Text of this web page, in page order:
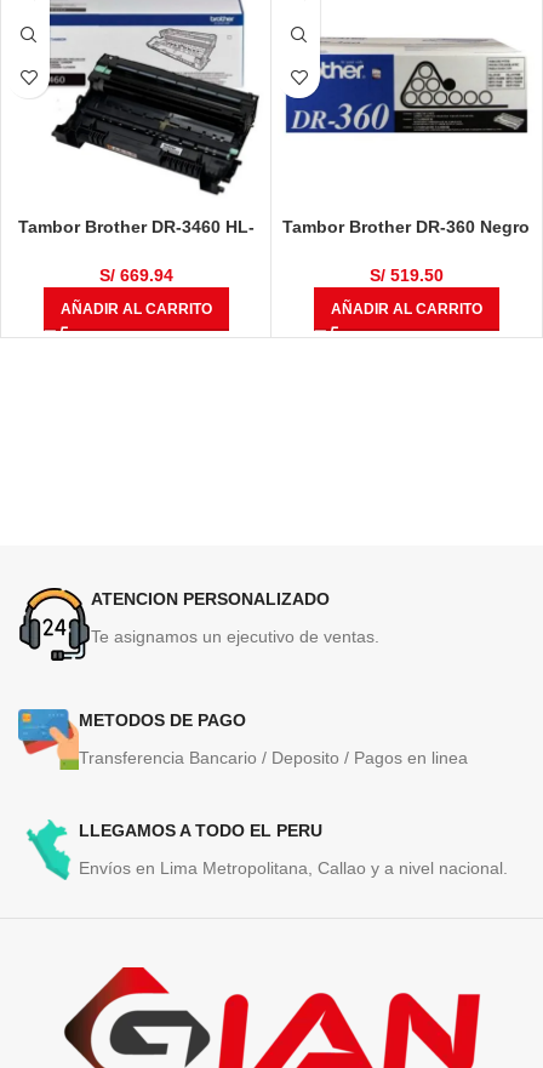
Tambor Brother DR-3460 HL-
L5650DN / MFC-L6700 / MFC-
L6900DW / MFC-L5900DW
50,000 Páginas
S/669.94
AÑADIR AL CARRITO
Tambor Brother DR-360 Negro
S/519.50
AÑADIR AL CARRITO
ATENCION PERSONALIZADO
Te asignamos un ejecutivo de ventas.
METODOS DE PAGO
Transferencia Bancario / Deposito / Pagos en linea
LLEGAMOS A TODO EL PERU
Envíos en Lima Metropolitana, Callao y a nivel nacional.